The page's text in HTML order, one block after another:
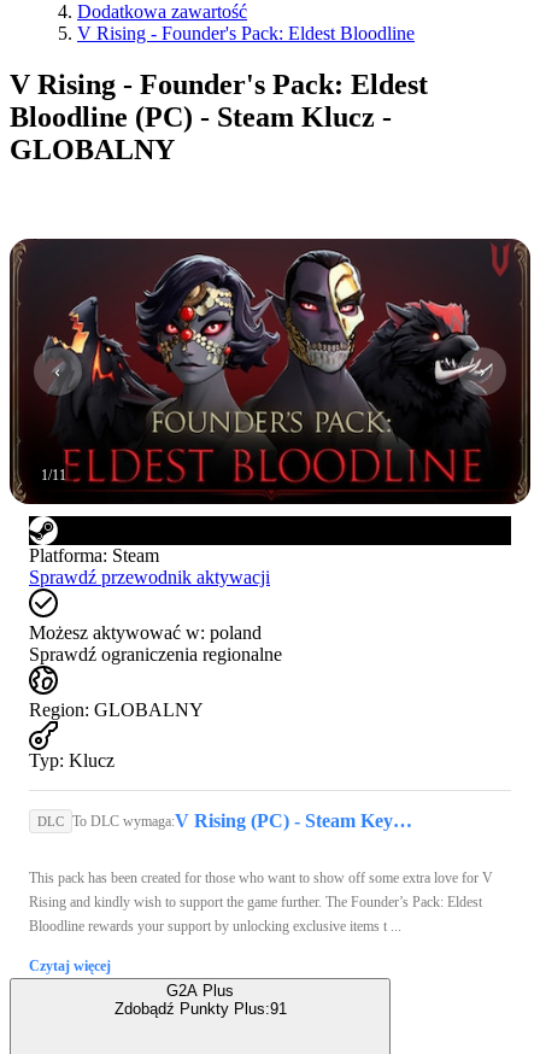
Dodatkowa zawartość
V Rising - Founder's Pack: Eldest Bloodline
V Rising - Founder's Pack: Eldest
Bloodline (PC) - Steam Klucz -
GLOBALNY
1/11
Platforma: Steam
Sprawdź przewodnik aktywacji
Możesz aktywować w: poland
Sprawdź ograniczenia regionalne
Region: GLOBALNY
Typ: Klucz
DLC To DLC wymaga: V Rising (PC) - Steam Key - GLOBAL
This pack has been created for those who want to show off some extra love for V
Rising and kindly wish to support the game further. The Founder’s Pack: Eldest
Bloodline rewards your support by unlocking exclusive items t ...
Czytaj więcej
G2A Plus
Zdobądź Punkty Plus:91